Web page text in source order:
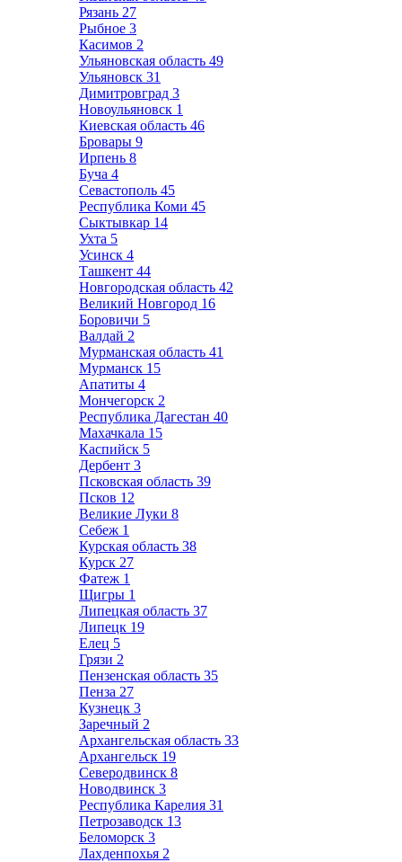
Рязань 27
Рыбное 3
Касимов 2
Ульяновская область 49
Ульяновск 31
Димитровград 3
Новоульяновск 1
Киевская область 46
Бровары 9
Ирпень 8
Буча 4
Севастополь 45
Республика Коми 45
Сыктывкар 14
Ухта 5
Усинск 4
Ташкент 44
Новгородская область 42
Великий Новгород 16
Боровичи 5
Валдай 2
Мурманская область 41
Мурманск 15
Апатиты 4
Мончегорск 2
Республика Дагестан 40
Махачкала 15
Каспийск 5
Дербент 3
Псковская область 39
Псков 12
Великие Луки 8
Себеж 1
Курская область 38
Курск 27
Фатеж 1
Щигры 1
Липецкая область 37
Липецк 19
Елец 5
Грязи 2
Пензенская область 35
Пенза 27
Кузнецк 3
Заречный 2
Архангельская область 33
Архангельск 19
Северодвинск 8
Новодвинск 3
Республика Карелия 31
Петрозаводск 13
Беломорск 3
Лахденпохья 2